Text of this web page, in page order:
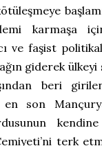
karmaşa
ve faşist
giderek
beri
son
terk